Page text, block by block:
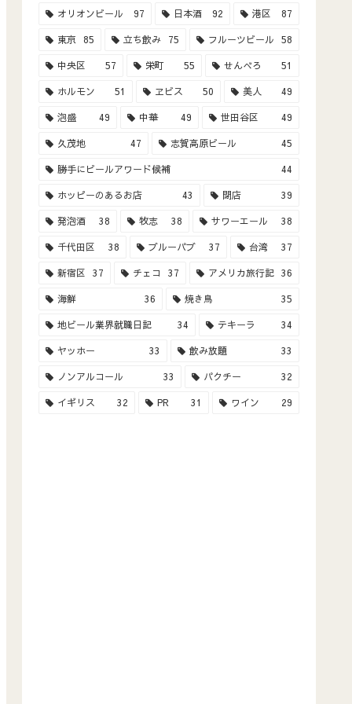
オリオンビール 97 日本酒 92 港区 87
東京 85 立ち飲み 75 フルーツビール 58
中央区 57 栄町 55 せんべろ 51
ホルモン 51 ヱビス 50 美人 49
泡盛 49 中華 49 世田谷区 49
久茂地 47 志賀高原ビール 45
勝手にビールアワード候補 44
ホッピーのあるお店 43 閉店 39
発泡酒 38 牧志 38 サワーエール 38
千代田区 38 ブルーパブ 37 台湾 37
新宿区 37 チェコ 37 アメリカ旅行記 36
海鮮 36 焼き鳥 35
地ビール業界就職日記 34 テキーラ 34
ヤッホー 33 飲み放題 33
ノンアルコール 33 パクチー 32
イギリス 32 PR 31 ワイン 29